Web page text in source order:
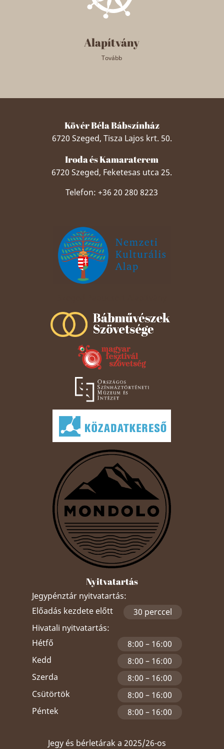
Alapítvány
Tovább
Kövér Béla Bábszínház
6720 Szeged, Tisza Lajos krt. 50.
Iroda és Kamaraterem
6720 Szeged, Feketesas utca 25.
Telefon: +36 20 280 8223
Nyitvatartás
Jegypénztár nyitvatartás:
Előadás kezdete előtt
30 perccel
Hivatali nyitvatartás:
Hétfő
8:00 – 16:00
Kedd
8:00 – 16:00
Szerda
8:00 – 16:00
Csütörtök
8:00 – 16:00
Péntek
8:00 – 16:00
Jegy és bérletárak a 2025/26-os